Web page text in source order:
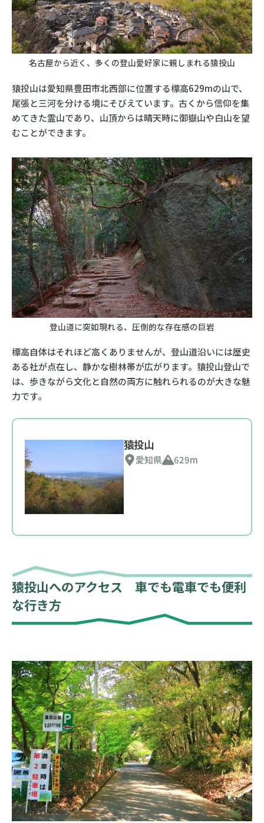
名古屋から近く、多くの登山愛好家に親しまれる猿投山
猿投山は愛知県豊田市北西部に位置する標高629mの山で、
尾張と三河を分ける境にそびえています。古くから信仰を集
めてきた霊山であり、山頂からは晴天時に御嶽山や白山を望
むことができます。
登山道に突如現れる、圧倒的な存在感の巨岩
標高自体はそれほど高くありませんが、登山道沿いには歴史
ある社が点在し、静かな樹林帯が広がります。猿投山登山で
は、歩きながら文化と自然の両方に触れられるのが大きな魅
力です。
猿投山
愛知県 629m
猿投山へのアクセス 車でも電車でも便利
な行き方